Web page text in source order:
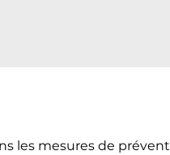
les mesures de